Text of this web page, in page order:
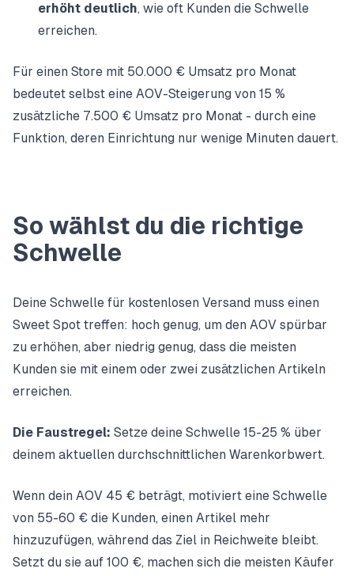
erhöht deutlich, wie oft Kunden die Schwelle
erreichen.
Für einen Store mit 50.000 € Umsatz pro Monat
bedeutet selbst eine AOV-Steigerung von 15 %
zusätzliche 7.500 € Umsatz pro Monat - durch eine
Funktion, deren Einrichtung nur wenige Minuten dauert.
So wählst du die richtige
Schwelle
Deine Schwelle für kostenlosen Versand muss einen
Sweet Spot treffen: hoch genug, um den AOV spürbar
zu erhöhen, aber niedrig genug, dass die meisten
Kunden sie mit einem oder zwei zusätzlichen Artikeln
erreichen.
Die Faustregel: Setze deine Schwelle 15-25 % über
deinem aktuellen durchschnittlichen Warenkorbwert.
Wenn dein AOV 45 € beträgt, motiviert eine Schwelle
von 55-60 € die Kunden, einen Artikel mehr
hinzuzufügen, während das Ziel in Reichweite bleibt.
Setzt du sie auf 100 €, machen sich die meisten Käufer